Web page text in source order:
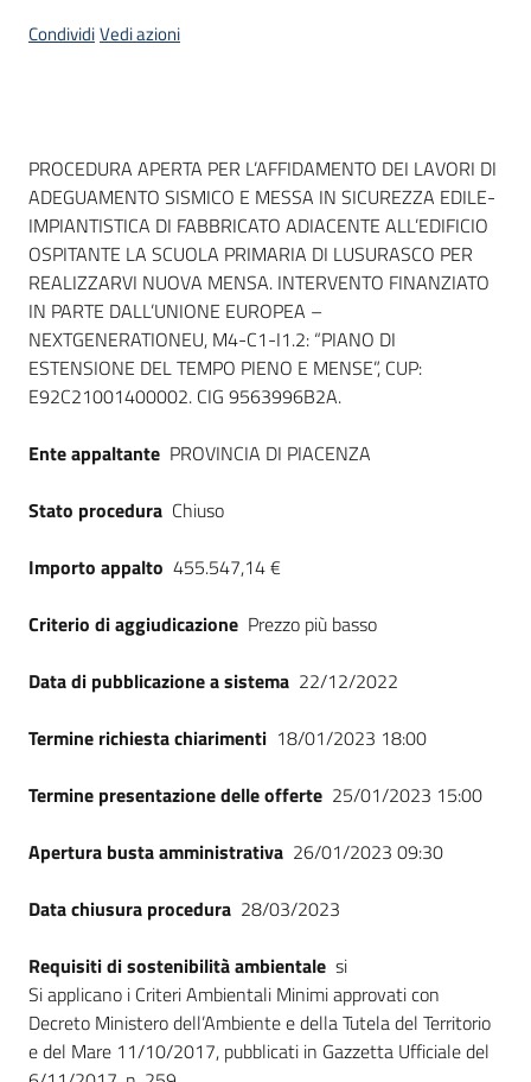
CondividiVedi azioni
Dati del bando
PROCEDURA APERTA PER L’AFFIDAMENTO DEI LAVORI DI
ADEGUAMENTO SISMICO E MESSA IN SICUREZZA EDILE-
IMPIANTISTICA DI FABBRICATO ADIACENTE ALL’EDIFICIO
OSPITANTE LA SCUOLA PRIMARIA DI LUSURASCO PER
REALIZZARVI NUOVA MENSA. INTERVENTO FINANZIATO
IN PARTE DALL’UNIONE EUROPEA –
NEXTGENERATIONEU, M4-C1-I1.2: “PIANO DI
ESTENSIONE DEL TEMPO PIENO E MENSE”, CUP:
E92C21001400002. CIG 9563996B2A.
Ente appaltante PROVINCIA DI PIACENZA
Stato procedura Chiuso
Importo appalto 455.547,14 €
Criterio di aggiudicazione Prezzo più basso
Data di pubblicazione a sistema 22/12/2022
Termine richiesta chiarimenti 18/01/2023 18:00
Termine presentazione delle offerte 25/01/2023 15:00
Apertura busta amministrativa 26/01/2023 09:30
Data chiusura procedura 28/03/2023
Requisiti di sostenibilità ambientale si
Si applicano i Criteri Ambientali Minimi approvati con
Decreto Ministero dell’Ambiente e della Tutela del Territorio
e del Mare 11/10/2017, pubblicati in Gazzetta Ufficiale del